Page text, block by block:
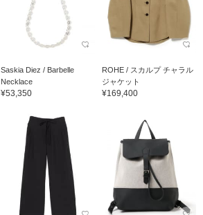
Saskia Diez / Barbelle
Necklace
¥53,350
ROHE / スカルプ チャラル
ジャケット
¥169,400